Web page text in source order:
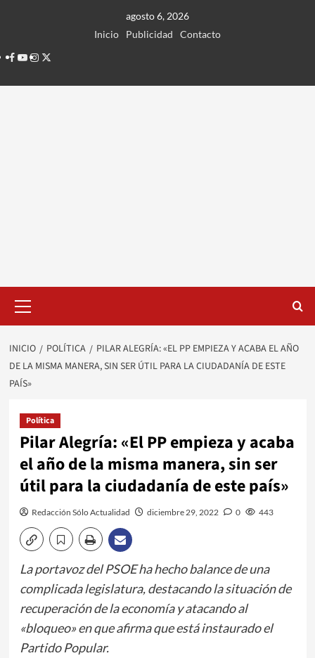
agosto 6, 2026
Inicio
Publicidad
Contacto
Facebook
Youtube
Instagram
Twitter
principal
INICIO POLÍTICA
PILAR ALEGRÍA: «EL PP EMPIEZA Y ACABA EL AÑO
DE LA MISMA MANERA, SIN SER ÚTIL PARA LA CIUDADANÍA DE ESTE
PAÍS»
Política
Pilar Alegría: «El PP empieza y acaba
el año de la misma manera, sin ser
útil para la ciudadanía de este país»
Redacción Sólo Actualidad diciembre 29, 2022 0 443
La portavoz del PSOE ha hecho balance de una
complicada legislatura, destacando la situación de
recuperación de la economía y atacando al
«bloqueo» en que afirma que está instaurado el
Partido Popular.